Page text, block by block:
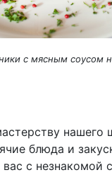
с мясным соусом
нашего
блюда и
с незнакомой